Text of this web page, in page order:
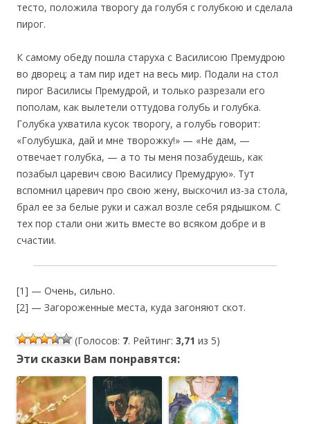
тесто, положила творогу да голубя с голубкою и сделала
пирог.
К самому обеду пошла старуха с Василисою Премудрою
во дворец; а там пир идет на весь мир. Подали на стол
пирог Василисы Премудрой, и только разрезали его
пополам, как вылетели оттудова голубь и голубка.
Голубка ухватила кусок творогу, а голубь говорит:
«Голубушка, дай и мне творожку!» — «Не дам, —
отвечает голубка, — а то ты меня позабудешь, как
позабыл царевич свою Василису Премудрую». Тут
вспомнил царевич про свою жену, выскочил из-за стола,
брал ее за белые руки и сажал возле себя рядышком. С
тех пор стали они жить вместе во всяком добре и в
счастии.
[1] — Очень, сильно.
[2] — Загороженные места, куда загоняют скот.
(Голосов: 7. Рейтинг: 3,71 из 5)
Эти сказки Вам понравятся: